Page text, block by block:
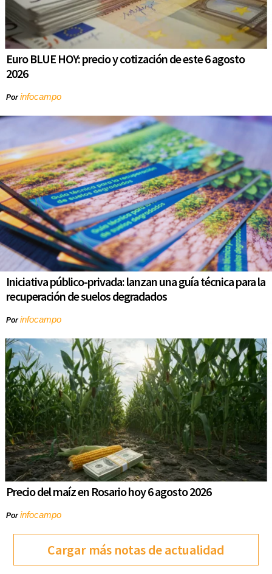
Euro BLUE HOY: precio y cotización de este 6 agosto
2026
Porinfocampo
Iniciativa público-privada: lanzan una guía técnica para la
recuperación de suelos degradados
Porinfocampo
Precio del maíz en Rosario hoy 6 agosto 2026
Porinfocampo
Cargar más notas de actualidad